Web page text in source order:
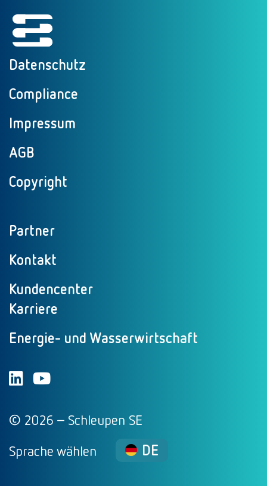
Datenschutz
Compliance
Impressum
AGB
Copyright
Partner
Kontakt
Kundencenter
Karriere
Energie- und Wasserwirtschaft
© 2026 – Schleupen SE
Sprache wählen
DE